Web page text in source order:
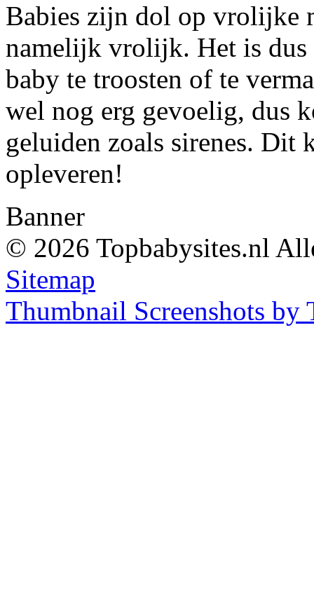
Babies zijn dol op vrolijke
namelijk vrolijk. Het is
baby te troosten of te
wel nog erg gevoelig, dus
geluiden zoals sirenes. Dit
opleveren!
Banner
© 2026 Topbabysites.nl
Sitemap
Thumbnail Screenshots by